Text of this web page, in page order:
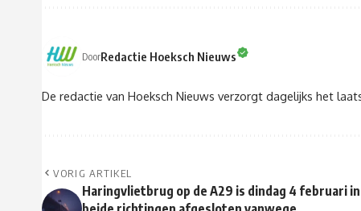
DoorRedactie Hoeksch Nieuws
De redactie van Hoeksch Nieuws verzorgt dagelijks het
VORIG ARTIKEL
Haringvlietbrug op de A29 is dindag 4 februari in